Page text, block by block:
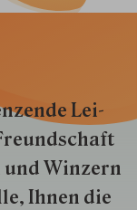
Lei­
und Win­zern
Ihnen die